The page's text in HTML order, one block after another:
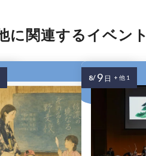
に関連するイベント
8/ 9 日 + 他 1